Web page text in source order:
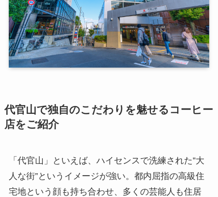
代官山で独自のこだわりを魅せるコーヒー
店をご紹介
「代官山」といえば、ハイセンスで洗練された”大
人な街”というイメージが強い。都内屈指の高級住
宅地という顔も持ち合わせ、多くの芸能人も住居